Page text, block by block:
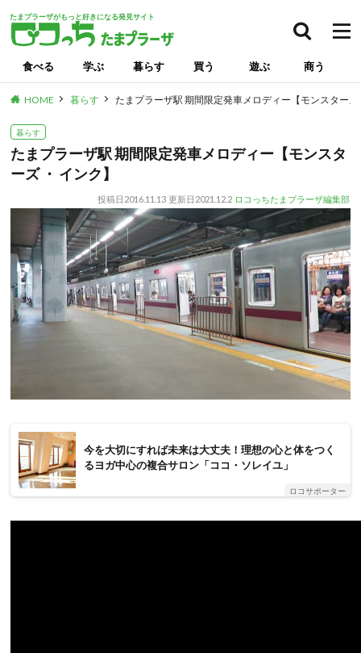
たまプラーザがもっと好きになる発見サイト
食べる 学ぶ 暮らす 買う 遊ぶ 商う
HOME 暮らす たまプラーザ駅 期間限定発車メロディー【モンスターズ
暮らす
たまプラーザ駅 期間限定発車メロディー【モンスタ
ーズ ・ インク】
投稿日 2016.11.13 更新日 2021.12.2 ロコっちたまプラーザ編集部
今を大切にすれば未来は大丈夫！理想の心と体をつく
るヨガ中心の複合サロン「ココ・ソレイユ」
ロコサポーター